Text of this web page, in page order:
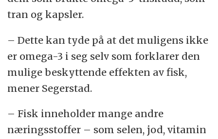
tran og kapsler.
– Dette kan tyde på at det muligens ikke
er omega-3 i seg selv som forklarer den
mulige beskyttende effekten av fisk,
mener Segerstad.
– Fisk inneholder mange andre
næringsstoffer – som selen, jod, vitamin